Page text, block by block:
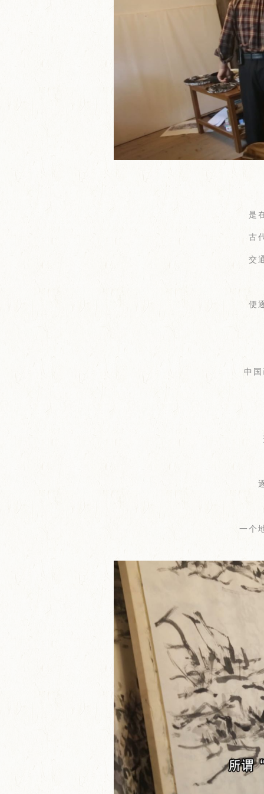
是
古
交
便
中
一个